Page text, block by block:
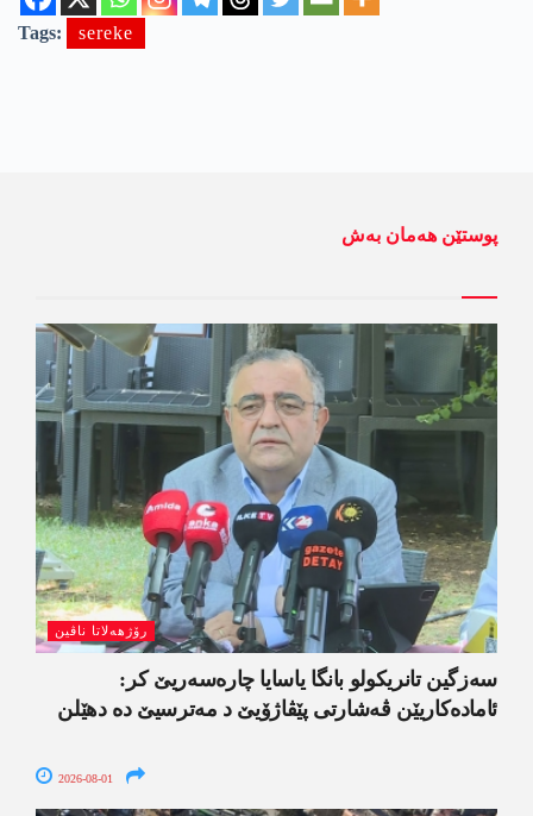
Tags: sereke
پوستێن ھەمان بەش
رۆژھەلاتا ناڤین
سەزگین تانریکولو بانگا یاسایا چارەسەریێ کر:
ئامادەکاریێن ڤەشارتی پێڤاژۆیێ د مەترسیێ دە دھێلن
2026-08-01